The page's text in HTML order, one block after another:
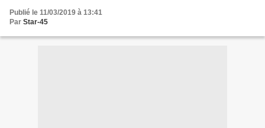
Publié le 11/03/2019 à 13:41
Par Star-45